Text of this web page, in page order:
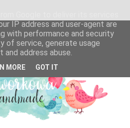
Google to deliver its services
IP address and user-agent are
with performance and security
of service, generate usage
address abuse.
MORE GOT IT